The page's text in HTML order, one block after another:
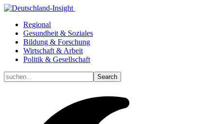
Regional
Gesundheit & Soziales
Bildung & Forschung
Wirtschaft & Arbeit
Politik & Gesellschaft